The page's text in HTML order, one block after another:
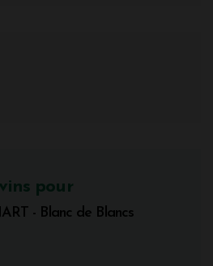
pour
- Blanc de Blancs